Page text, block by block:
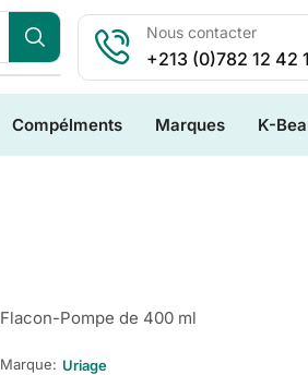
Nous contacter
+213 (0)782 12 42
Compélments Marques K-
Flacon-Pompe de 400 ml
Marque: Uriage